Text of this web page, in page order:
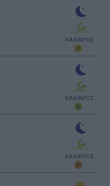
ΚΑΘΑΡΟΣ
ΚΑΘΑΡΟΣ
ΚΑΘΑΡΟΣ